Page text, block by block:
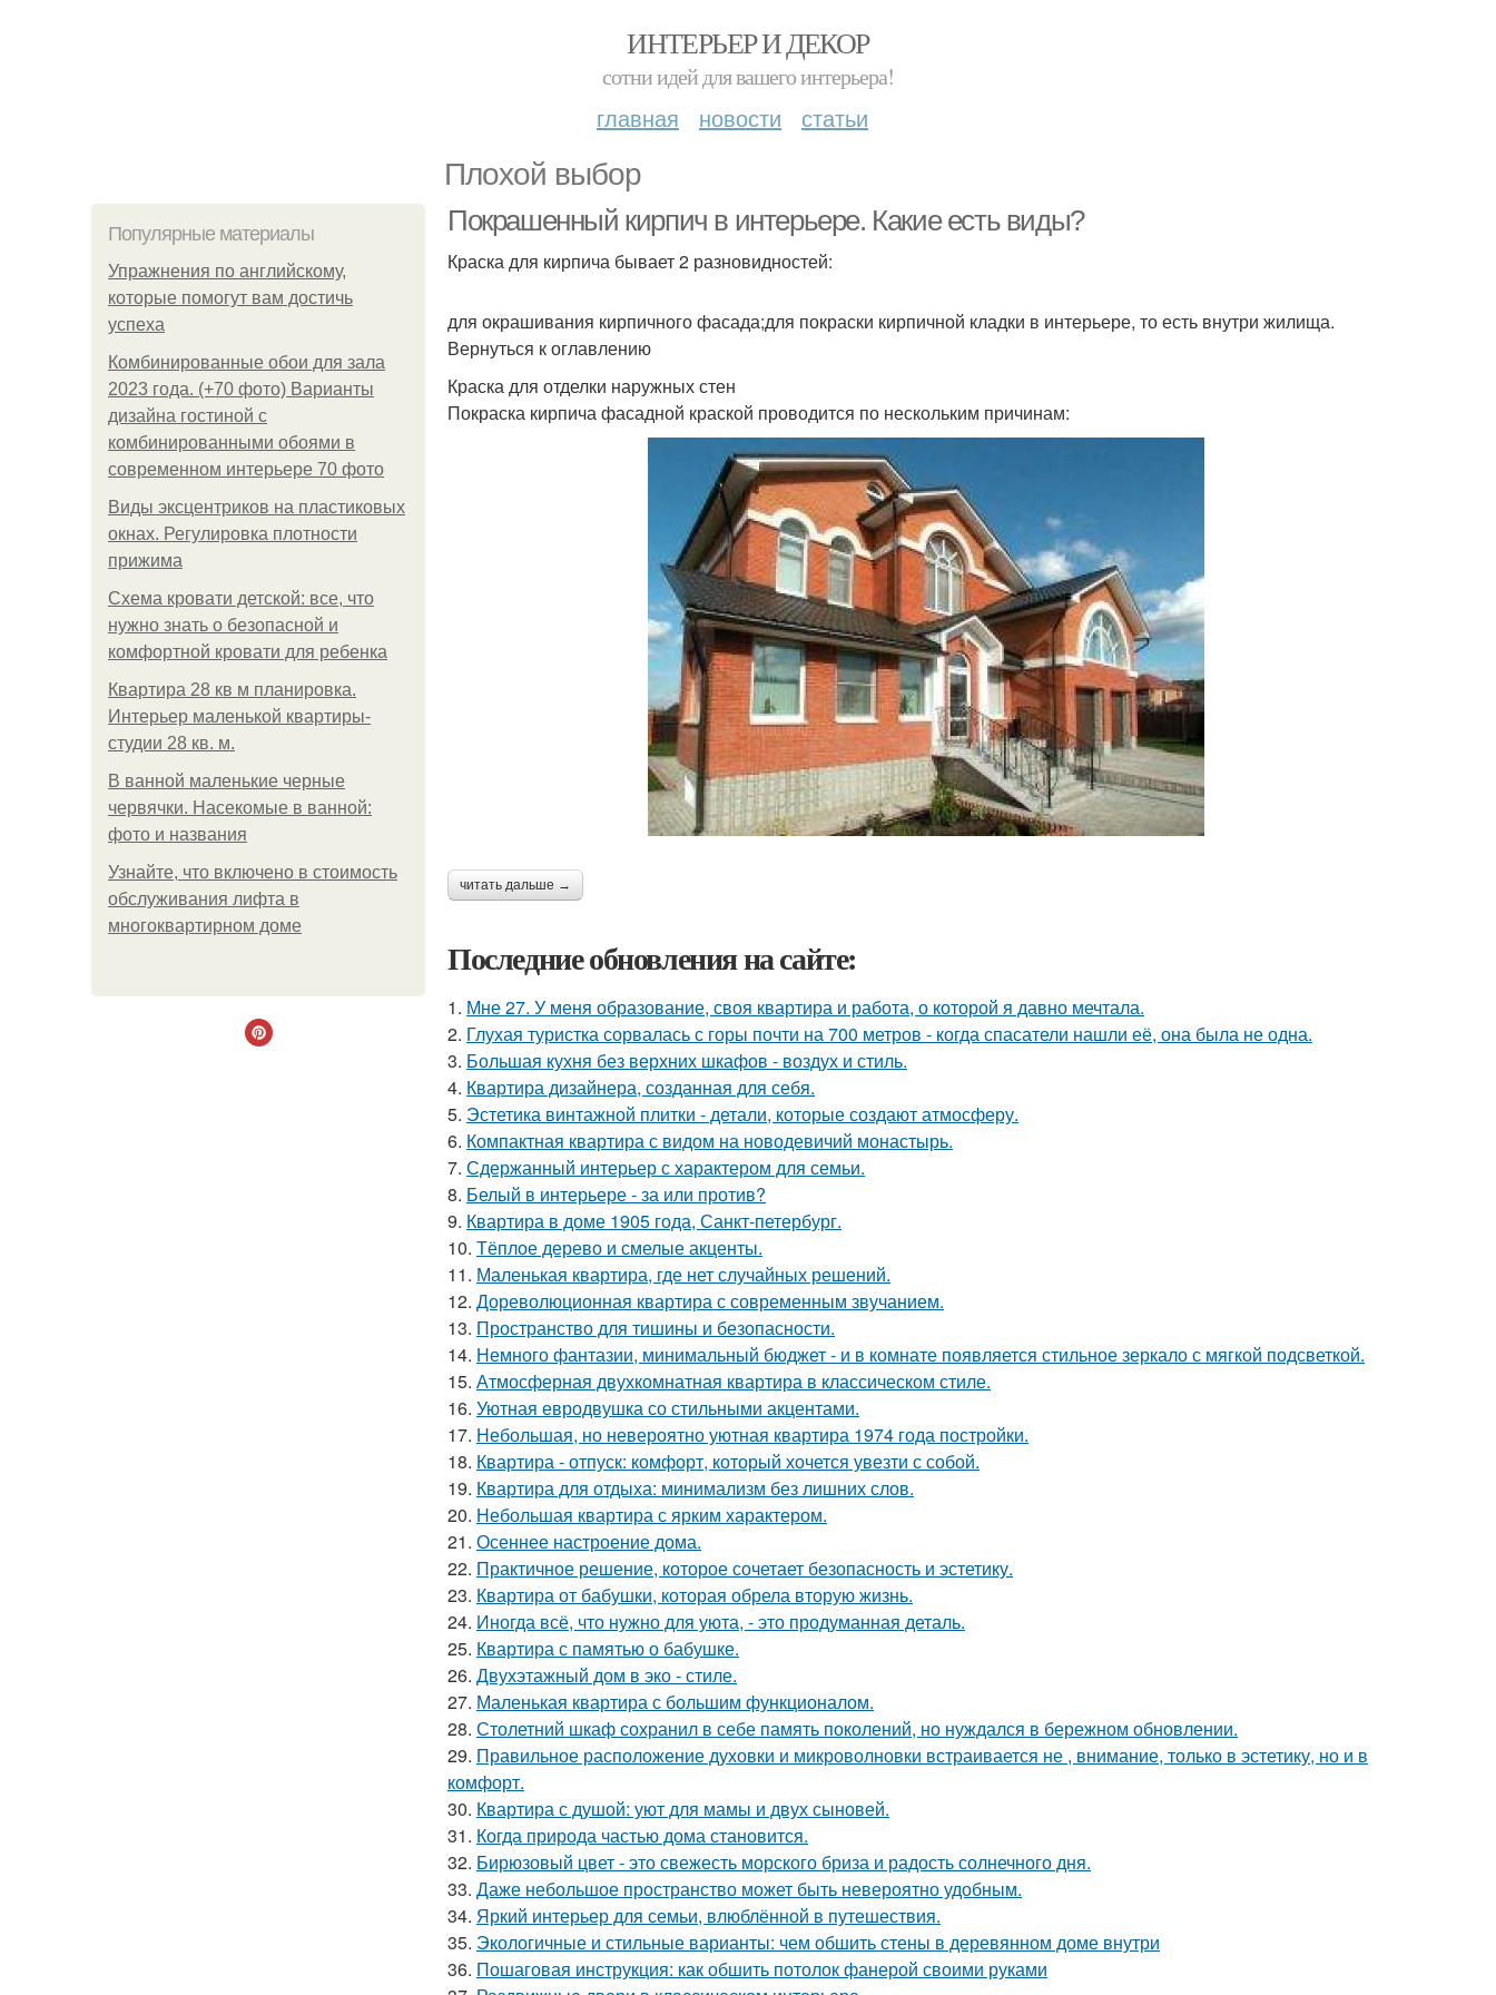
ИНТЕРЬЕР И ДЕКОР
сотни идей для вашего интерьера!
главная новости статьи
Плохой выбор
Популярные материалы
Упражнения по английскому,
которые помогут вам достичь
успеха
Комбинированные обои для зала
2023 года. (+70 фото) Варианты
дизайна гостиной с
комбинированными обоями в
современном интерьере 70 фото
Виды эксцентриков на пластиковых
окнах. Регулировка плотности
прижима
Схема кровати детской: все, что
нужно знать о безопасной и
комфортной кровати для ребенка
Квартира 28 кв м планировка.
Интерьер маленькой квартиры-
студии 28 кв. м.
В ванной маленькие черные
червячки. Насекомые в ванной:
фото и названия
Узнайте, что включено в стоимость
обслуживания лифта в
многоквартирном доме
Покрашенный кирпич в интерьере. Какие есть виды?
Краска для кирпича бывает 2 разновидностей:
для окрашивания кирпичного фасада;для покраски кирпичной кладки в интерьере, то есть внутри жилища.
Вернуться к оглавлению
Краска для отделки наружных стен
Покраска кирпича фасадной краской проводится по нескольким причинам:
читать дальше →
Последние обновления на сайте:
1. Мне 27. У меня образование, своя квартира и работа, о которой я давно мечтала.
2. Глухая туристка сорвалась с горы почти на 700 метров - когда спасатели нашли её, она была не одна.
3. Большая кухня без верхних шкафов - воздух и стиль.
4. Квартира дизайнера, созданная для себя.
5. Эстетика винтажной плитки - детали, которые создают атмосферу.
6. Компактная квартира с видом на новодевичий монастырь.
7. Сдержанный интерьер с характером для семьи.
8. Белый в интерьере - за или против?
9. Квартира в доме 1905 года, Санкт-петербург.
10. Тёплое дерево и смелые акценты.
11. Маленькая квартира, где нет случайных решений.
12. Дореволюционная квартира с современным звучанием.
13. Пространство для тишины и безопасности.
14. Немного фантазии, минимальный бюджет - и в комнате появляется стильное зеркало с мягкой подсветкой.
15. Атмосферная двухкомнатная квартира в классическом стиле.
16. Уютная евродвушка со стильными акцентами.
17. Небольшая, но невероятно уютная квартира 1974 года постройки.
18. Квартира - отпуск: комфорт, который хочется увезти с собой.
19. Квартира для отдыха: минимализм без лишних слов.
20. Небольшая квартира с ярким характером.
21. Осеннее настроение дома.
22. Практичное решение, которое сочетает безопасность и эстетику.
23. Квартира от бабушки, которая обрела вторую жизнь.
24. Иногда всё, что нужно для уюта, - это продуманная деталь.
25. Квартира с памятью о бабушке.
26. Двухэтажный дом в эко - стиле.
27. Маленькая квартира с большим функционалом.
28. Столетний шкаф сохранил в себе память поколений, но нуждался в бережном обновлении.
29. Правильное расположение духовки и микроволновки встраивается не , внимание, только в эстетику, но и в
комфорт.
30. Квартира с душой: уют для мамы и двух сыновей.
31. Когда природа частью дома становится.
32. Бирюзовый цвет - это свежесть морского бриза и радость солнечного дня.
33. Даже небольшое пространство может быть невероятно удобным.
34. Яркий интерьер для семьи, влюблённой в путешествия.
35. Экологичные и стильные варианты: чем обшить стены в деревянном доме внутри
36. Пошаговая инструкция: как обшить потолок фанерой своими руками